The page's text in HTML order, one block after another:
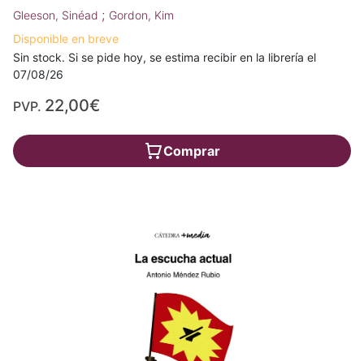
Gleeson, Sinéad ; Gordon, Kim
Disponible en breve
Sin stock. Si se pide hoy, se estima recibir en la librería el
07/08/26
PVP. 22,00€
Comprar